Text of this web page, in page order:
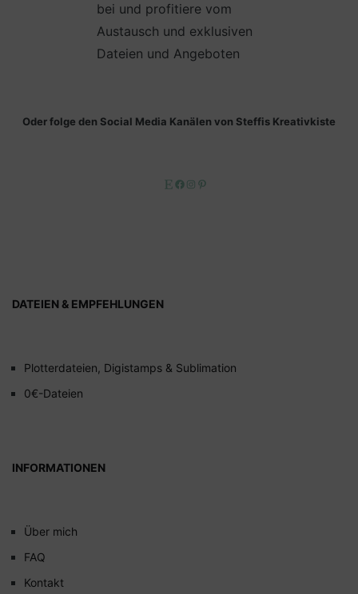
bei und profitiere vom
Austausch und exklusiven
Dateien und Angeboten
Oder folge den Social Media Kanälen von Steffis Kreativkiste
EtsyFacebook
Instagram
DATEIEN & EMPFEHLUNGEN
Plotterdateien, Digistamps & Sublimation
0€-Dateien
INFORMATIONEN
Über mich
FAQ
Kontakt